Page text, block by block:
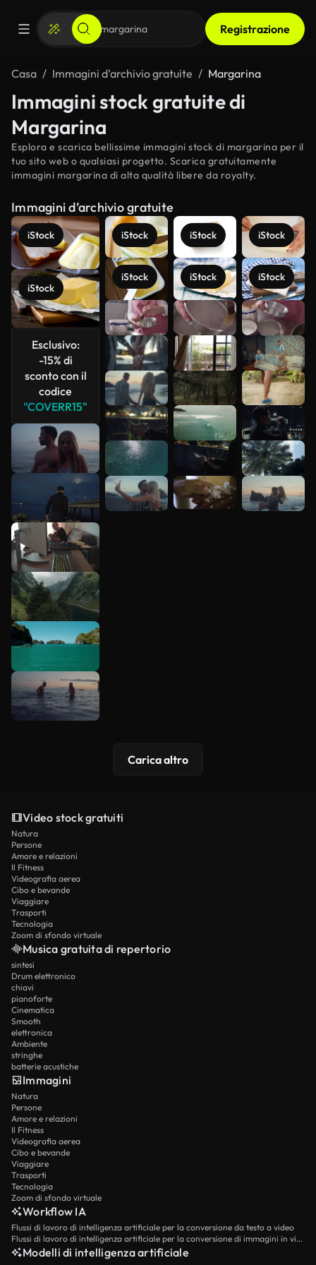
Registrazione
Casa Immagini d’archivio gratuite Margarina
Immagini stock gratuite di
Margarina
Esplora e scarica bellissime immagini stock di margarina per il
tuo sito web o qualsiasi progetto. Scarica gratuitamente
immagini margarina di alta qualità libere da royalty.
Immagini d’archivio gratuite
iStock
iStock
Esclusivo:
-15% di
sconto con il
codice
"COVERR15"
iStock
iStock
iStock
iStock
iStock
iStock
Scopri di
più
Carica altro
Video stock gratuiti
Natura
Persone
Amore e relazioni
Il Fitness
Videografia aerea
Cibo e bevande
Viaggiare
Trasporti
Tecnologia
Zoom di sfondo virtuale
Musica gratuita di repertorio
sintesi
Drum elettronico
chiavi
pianoforte
Cinematica
Smooth
elettronica
Ambiente
stringhe
batterie acustiche
Immagini
Natura
Persone
Amore e relazioni
Il Fitness
Videografia aerea
Cibo e bevande
Viaggiare
Trasporti
Tecnologia
Zoom di sfondo virtuale
Workflow IA
Flussi di lavoro di intelligenza artificiale per la conversione da testo a video
Flussi di lavoro di intelligenza artificiale per la conversione di immagini in video
Modelli di intelligenza artificiale